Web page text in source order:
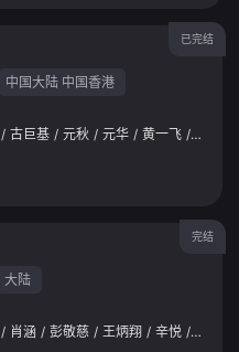
已完结
中国大陆 中国香港
/ 古巨基 / 元秋 / 元华 / 黄一飞 / 森美
完结
大陆
/ 肖涵 / 彭敬慈 / 王炳翔 / 辛悦 / 周星宏